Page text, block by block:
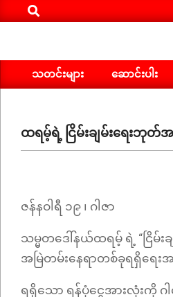
to
Search
Primary
သတင်းများ ဆောင်းပါး
ထရမ့်ရဲ့ ငြိမ်းချမ်းရေးဘုတ်
ဇန်နဝါရီ ၁၉ ၊ ဂါဇာ
သမ္မတဒေါ်နယ်ထရမ့် ရဲ့ “​ငြိမ်
အမြဲတမ်းနေရာတစ်ခုရရှိရေ
ရရှိသော ရန်ပုံငွေအားလုံးကို ဂ